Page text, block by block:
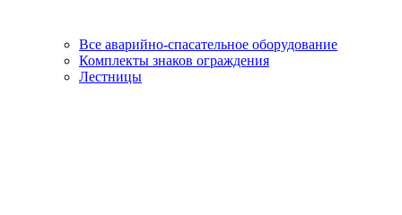
Все аварийно-спасательное оборудование
Комплекты знаков ограждения
Лестницы